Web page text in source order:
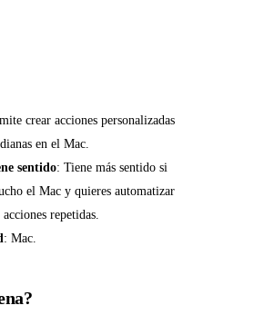
crear acciones personalizadas
en el Mac.
sentido: Tiene más sentido si
el Mac y quieres automatizar
repetidas.
: Mac.